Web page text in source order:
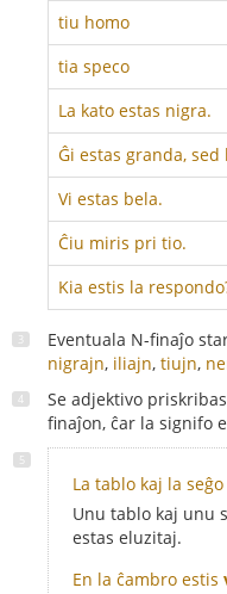
tiu homo
tia speco
La kato estas nigra.
Ĝi estas granda, sed
Vi estas bela.
Ĉiu miris pri tio.
Kia estis la
Eventuala N-finaĵo
nigrajn, iliajn, tiujn,
Se adjektivo
finaĵon, ĉar la signifo
La tablo kaj la seĝo
Unu tablo kaj unu
estas eluzitaj.
En la ĉambro estis